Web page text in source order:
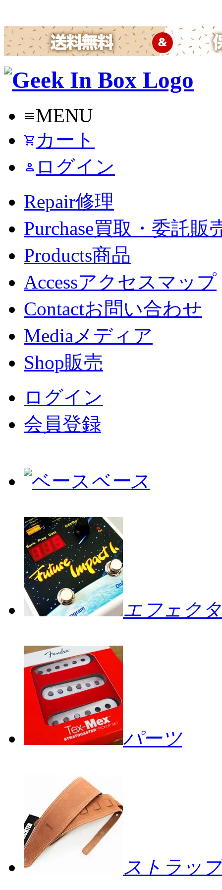
menuMENU
shopping_cart カート
person ログイン
Repair修理
Purchase買取・委託販
Products商品
Accessアクセスマップ
Contactお問い合わせ
Mediaメディア
Shop販売
ログイン
会員登録
ベース
エフェク
パーツ
ストラップ